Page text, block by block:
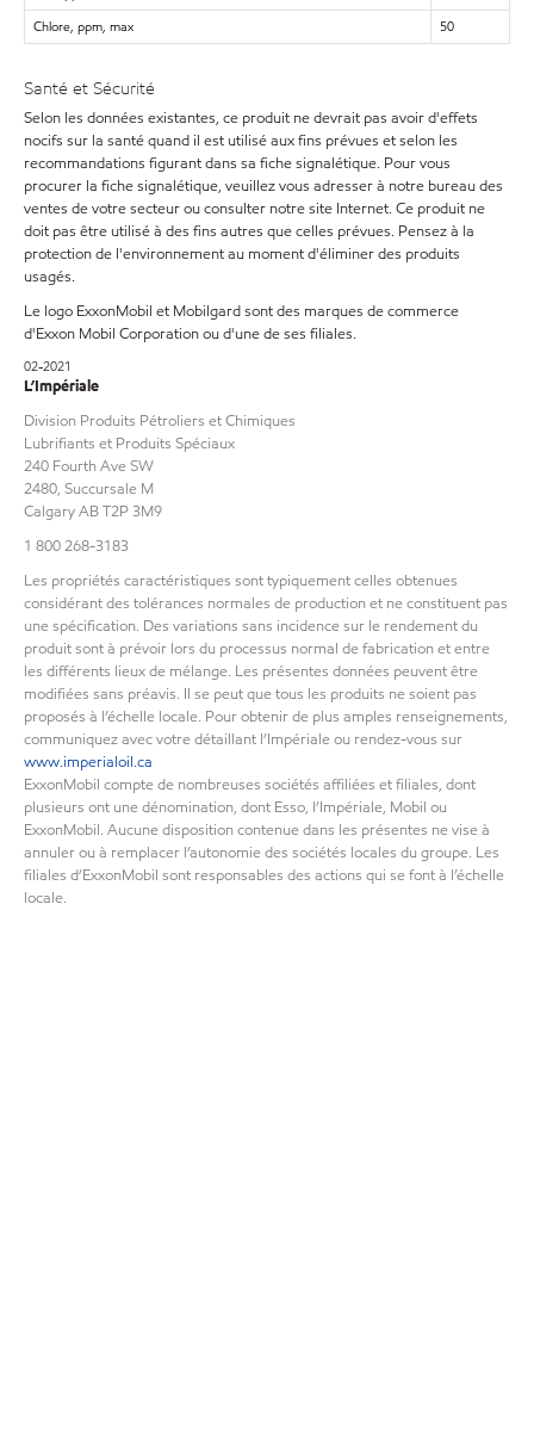
Chlore, ppm, max
50
Santé et Sécurité
Selon les données existantes, ce produit ne devrait pas avoir d'effets
nocifs sur la santé quand il est utilisé aux fins prévues et selon les
recommandations figurant dans sa fiche signalétique. Pour vous
procurer la fiche signalétique, veuillez vous adresser à notre bureau des
ventes de votre secteur ou consulter notre site Internet. Ce produit ne
doit pas être utilisé à des fins autres que celles prévues. Pensez à la
protection de l'environnement au moment d'éliminer des produits
usagés.
Le logo ExxonMobil et Mobilgard sont des marques de commerce
d'Exxon Mobil Corporation ou d'une de ses filiales.
02-2021
L’Impériale
Division Produits Pétroliers et Chimiques
Lubrifiants et Produits Spéciaux
240 Fourth Ave SW
2480, Succursale M
Calgary AB T2P 3M9
1 800 268-3183
Les propriétés caractéristiques sont typiquement celles obtenues
considérant des tolérances normales de production et ne constituent pas
une spécification. Des variations sans incidence sur le rendement du
produit sont à prévoir lors du processus normal de fabrication et entre
les différents lieux de mélange. Les présentes données peuvent être
modifiées sans préavis. Il se peut que tous les produits ne soient pas
proposés à l’échelle locale. Pour obtenir de plus amples renseignements,
communiquez avec votre détaillant l’Impériale ou rendez-vous sur
www.imperialoil.ca
ExxonMobil compte de nombreuses sociétés affiliées et filiales, dont
plusieurs ont une dénomination, dont Esso, l’Impériale, Mobil ou
ExxonMobil. Aucune disposition contenue dans les présentes ne vise à
annuler ou à remplacer l’autonomie des sociétés locales du groupe. Les
filiales d’ExxonMobil sont responsables des actions qui se font à l’échelle
locale.